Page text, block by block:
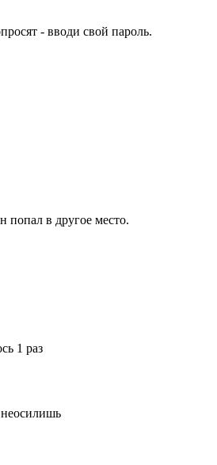
- вводи свой пароль.
попал в другое место.
1 раз
неосилишь